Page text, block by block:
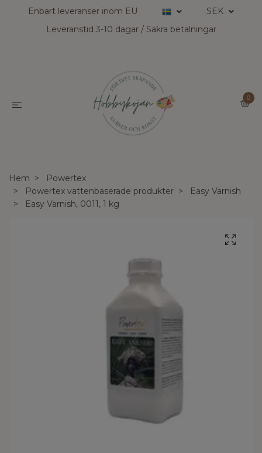
Enbart leveranser inom EU
SEK
Leveranstid 3-10 dagar / Säkra betalningar
0
Hem
Powertex
Powertex vattenbaserade produkter
Easy Varnish
Easy Varnish, 0011, 1 kg